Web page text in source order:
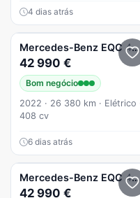
4 dias atrás
Mercedes-Benz EQC 400 4Matic AMG Line
42 990 €
Bom negócio
2022 · 26 380 km · Elétrico
408 cv
6 dias atrás
Mercedes-Benz EQC 400 4Matic AMG Line
42 990 €